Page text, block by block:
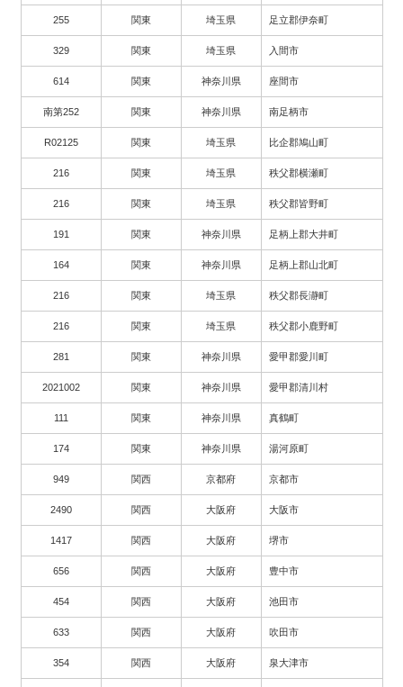
255 関東 埼玉県 足立郡伊奈町
329 関東 埼玉県 入間市
614 関東 神奈川県 座間市
南第252 関東 神奈川県 南足柄市
R02125 関東 埼玉県 比企郡鳩山町
216 関東 埼玉県 秩父郡横瀬町
216 関東 埼玉県 秩父郡皆野町
191 関東 神奈川県 足柄上郡大井町
164 関東 神奈川県 足柄上郡山北町
216 関東 埼玉県 秩父郡長瀞町
216 関東 埼玉県 秩父郡小鹿野町
281 関東 神奈川県 愛甲郡愛川町
2021002 関東 神奈川県 愛甲郡清川村
111 関東 神奈川県 真鶴町
174 関東 神奈川県 湯河原町
949 関西 京都府 京都市
2490 関西 大阪府 大阪市
1417 関西 大阪府 堺市
656 関西 大阪府 豊中市
454 関西 大阪府 池田市
633 関西 大阪府 吹田市
354 関西 大阪府 泉大津市